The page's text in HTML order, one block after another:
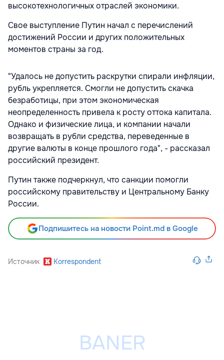
высокотехнологичных отраслей экономики.
Свое выступление Путин начал с перечислений
достижений России и других положительных
моментов страны за год.
"Удалось не допустить раскрутки спирали инфляции,
рубль укрепляется. Смогли не допустить скачка
безработицы, при этом экономическая
неопределенность привела к росту оттока капитала.
Однако и физические лица, и компании начали
возвращать в рубли средства, переведенные в
другие валюты в конце прошлого года", - рассказал
российский президент.
Путин также подчеркнул, что санкции помогли
российскому правительству и Центральному Банку
России.
Подпишитесь на новости Point.md в Google
Источник Korrespondent